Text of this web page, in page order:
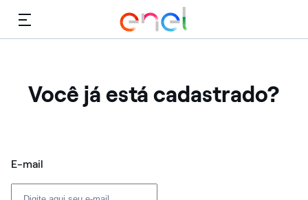
Cardápio
Você já está cadastrado?
Login: usuário e senha
E-mail